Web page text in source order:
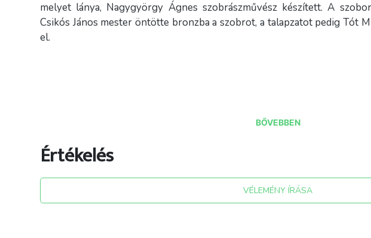
melyet lánya, Nagygyörgy Ágnes szobrászművész készített. A
Csikós János mester öntötte bronzba a szobrot, a talapzatot pedig Tót
el.
forrás: martely.hu ; az attrakció hivatalos oldala , ( naturphotography.com )
BŐVEBBEN
Értékelés
VÉLEMÉNY ÍRÁSA